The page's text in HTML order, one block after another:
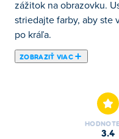
zážitok na obrazovku.
striedajte farby, aby ste
po kráľa.
ZOBRAZIŤ VIAC
3.4